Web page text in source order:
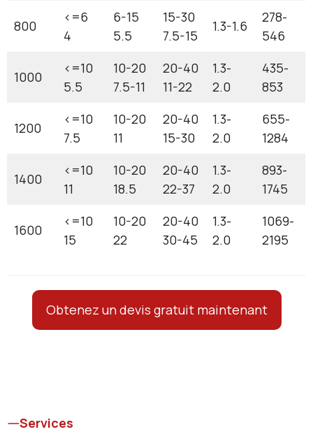
800
<=6
4
6-15
5.5
15-30
7.5-15
1.3-1.6
278-
546
1000
<=10
5.5
10-20
7.5-11
20-40
11-22
1.3-
2.0
435-
853
1200
<=10
7.5
10-20
11
20-40
15-30
1.3-
2.0
655-
1284
1400
<=10
11
10-20
18.5
20-40
22-37
1.3-
2.0
893-
1745
1600
<=10
15
10-20
22
20-40
30-45
1.3-
2.0
1069-
2195
Obtenez un devis gratuit maintenant
Services